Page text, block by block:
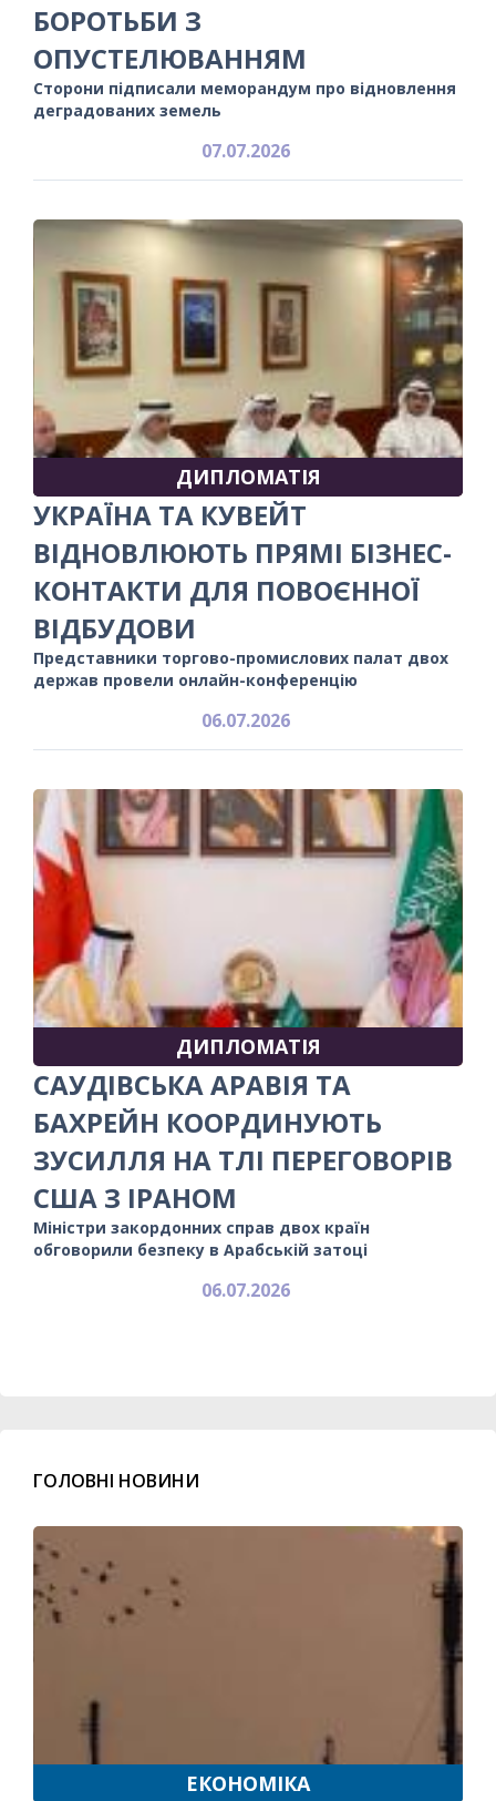
БОРОТЬБИ З
ОПУСТЕЛЮВАННЯМ
Сторони підписали меморандум про відновлення
деградованих земель
07.07.2026
ДИПЛОМАТІЯ
УКРАЇНА ТА КУВЕЙТ
ВІДНОВЛЮЮТЬ ПРЯМІ БІЗНЕС-
КОНТАКТИ ДЛЯ ПОВОЄННОЇ
ВІДБУДОВИ
Представники торгово-промислових палат двох
держав провели онлайн-конференцію
06.07.2026
ДИПЛОМАТІЯ
САУДІВСЬКА АРАВІЯ ТА
БАХРЕЙН КООРДИНУЮТЬ
ЗУСИЛЛЯ НА ТЛІ ПЕРЕГОВОРІВ
США З ІРАНОМ
Міністри закордонних справ двох країн
обговорили безпеку в Арабській затоці
06.07.2026
ГОЛОВНІ НОВИНИ
ЕКОНОМІКА